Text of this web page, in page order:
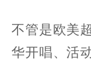
不管是欧美
华开唱、活